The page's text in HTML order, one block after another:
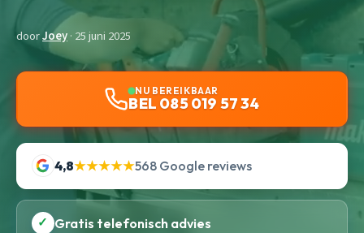
doorJoey· 25 juni 2025
NU BEREIKBAAR
BEL 085 019 57 34
4,8★★★★★568 Google reviews
✓ Gratis telefonisch advies